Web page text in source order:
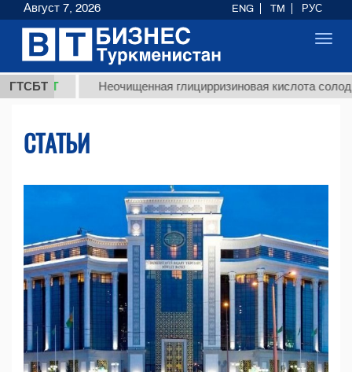
ГТСБТНеочищенная глицирризиновая кислота солодкового
СТАТЬИ
Август 7, 2026 ENG TM РУС